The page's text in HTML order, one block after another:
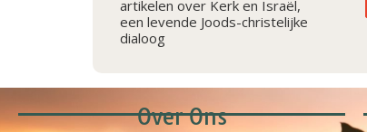
artikelen over Kerk en Israël,
een levende Joods-christelijke
dialoog
Over Ons